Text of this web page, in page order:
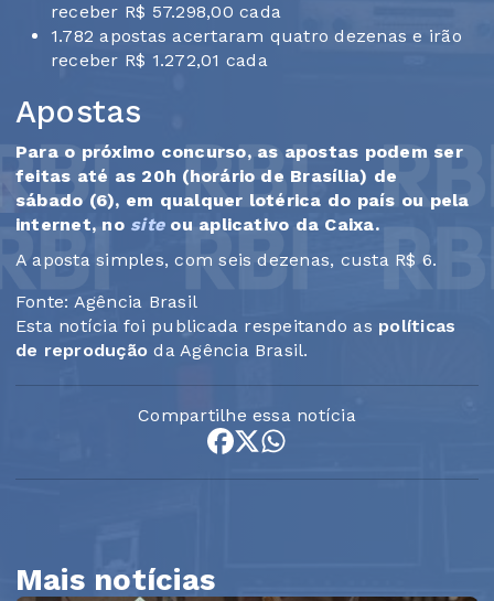
receber R$ 57.298,00 cada
1.782 apostas acertaram quatro dezenas e irão
receber R$ 1.272,01 cada
Apostas
Para o próximo concurso, as apostas podem ser
feitas até as 20h (horário de Brasília) de
sábado (6), em qualquer lotérica do país ou pela
internet, no siteou aplicativo da Caixa.
A aposta simples, com seis dezenas, custa R$ 6.
Fonte: Agência Brasil
Esta notícia foi publicada respeitando as políticas
de reprodução da Agência Brasil.
Compartilhe essa notícia
Mais notícias